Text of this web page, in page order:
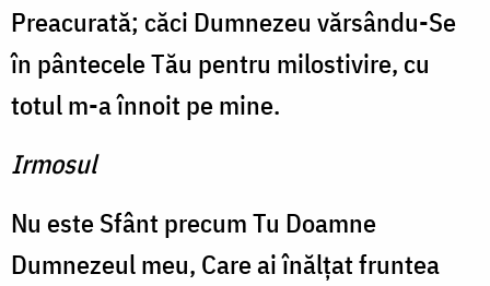
Preacurată; căci Dumnezeu vărsându-Se
în pântecele Tău pentru milostivire, cu
totul m-a înnoit pe mine.
Irmosul
Nu este Sfânt precum Tu Doamne
Dumnezeul meu, Care ai înălţat fruntea